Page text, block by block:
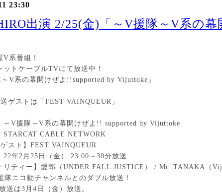
23:30
出演 2/25(金)「～V援隊～V系の
V系番組！
ットケーブルTVにて放送中！
～V系の幕開けぜよ!!supported by Vijuttoke」
ゲストは「FEST VAINQUEUR」
～V援隊～V系の幕開けぜよ!! supported by Vijuttoke
STARCAT CABLE NETWORK
ゲスト】FEST VAINQUEUR
22年2月25日（金） 23:00～30分放送
リティー】愛郎（UNDER FALL JUSTICE） / Mr. TANAKA（
隊ニコ動チャンネルとのダブル放送！
送は3月4日（金）放送。